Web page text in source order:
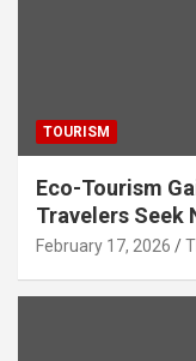
TOURISM
Eco-Tourism
Travelers Seek
February 17, 2026